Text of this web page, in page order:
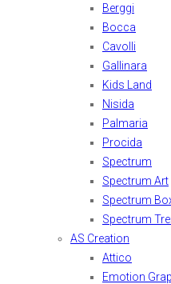
Berggi
Bocca
Cavolli
Gallinara
Kids Land
Nisida
Palmaria
Procida
Spectrum
Spectrum Art
Spectrum
Spectrum
AS Creation
Attico
Emotion